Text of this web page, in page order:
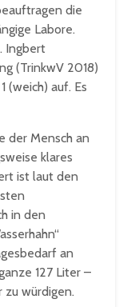
die
Labore.
Ingbert
(TrinkwV 2018)
(weich) auf. Es
der Mensch an
klares
ist laut den
in den
an
127 Liter –
zu würdigen.